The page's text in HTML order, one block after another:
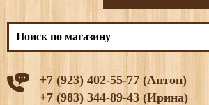
+7 (923) 402-55-77 (Антон)
+7 (983) 344-89-43 (Ирина)